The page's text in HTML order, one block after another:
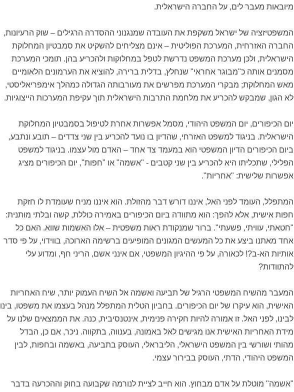
מיובאות מעבר לים, על החברה הישראלית.
המשפטיזציה של ישראל משקפת את העובדה שמנגנוני ההסדרה הרגילים – שוק הרעיונות,
החברה האזרחית, המערכת הפוליטית – אינם מצליחים להשקיט את סמבטיון המחלוקת
הישראלית, ולכן מערכת המשפט נדרשת לטפל במחלוקות ולהכריע בהן. תומכי המערכת
מסמנים אותה כ"מבוגר אחראי" שנחלץ, בדלית ברירה, להוציא את הערמונים הלאומיים
מאש המחלוקת; מבקרי המערכת מפרשים את מעורבותה הגדולה כמהלך אימפריאליסטי,
לא הגון, שמבקש להכריע את מלחמת התרבות הישראלית תוך עקיפת המערכות הייצוגיות.
יום הכיפורים, יום המשפט היהודי, מסמל אפשרות אחרת לטיפול בסמבטיון המחלוקת
הישראלית. בניגוד למשפט האזרחי, שהדיון בו נועד להכריע בין שני צדדים – תובע ונתבע,
ביום הכיפורים הדיון המשפטי הוא במעמד צד אחד – האדם מול עצמו. בניגוד למשפט
הפלילי, שתכליתו היא להכריע בין שני קטבים - "אשמה" או "חפות", יום הכיפורים מציג
אפשרות שלישית: "אחריות".
המתפלל, העומד לפני האל, איננו דורש דבר מהזולת. הוא איננו מניח שעומדת לו חזקת
חפות אישית, אלא להפך: הוא מתוודה ביום הכיפורים באמירה כוללת, קשה ובלתי מותנית:
"חטאתי, עוויתי, פשעתי". ברור שמנקודת ראות משפטית – אלו האשמות שווא. האם כל
אחד מאתנו ביצע את כל המעשים המגונים המופיעים ברשימה הארוכה, בווידוי, על פי סדר
אותיות הא-ב?! לכאורה, על פי ההיגיון המשפטי, אם אינני אשם, הריני חף, ומדוע עלי
להתוודות?
המעבר מהשיח המשפטי הרגיל של תביעה ואשמה אל השיח העמוק יותר, שיח האחריות
האישית, הוא עיקרו של יום הכיפורים. בחביון הטלית המתפלל מנהל בעצמו את משפטו, בינו
לבינו, לפני האל. זו אמורה להיות חקירה פנימית, אינטנסיבית, כנה. את הממצאים שלנו על
מידת האחריות האישית אנו מגישים לאל באמונה, בענווה, בתקווה. ניכר, אם כן, הבדל
מהותי ושורשי בין המשפט הישראלי, הליבראלי, העוסק בתביעה, באשמה ובחפות, לבין
המשפט היהודי, הדתי, העוסק בבירור עצמי.
"אשמה" מוטלת על אדם מבחוץ. הוא חייב לציית לנורמה שקבועה בחוק וההכרעה בדבר